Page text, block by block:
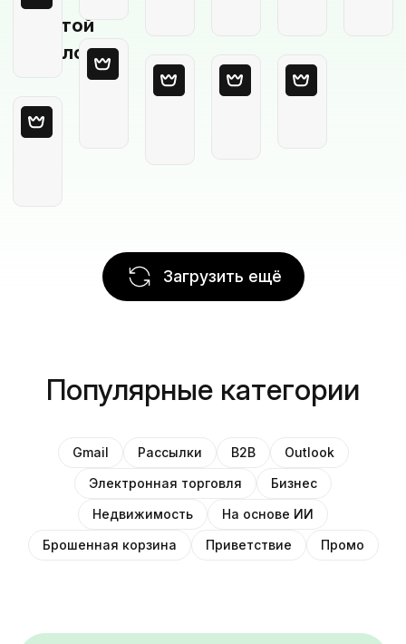
Пустой
шаблон
Загрузить ещё
Популярные категории
Gmail Рассылки B2B
Outlook
Электронная торговля
Бизнес
Недвижимость
На основе ИИ
Брошенная корзина
Приветствие Промо